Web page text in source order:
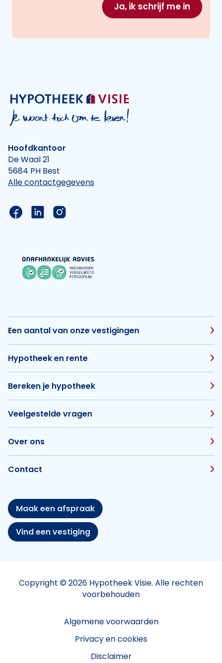
Ja, ik schrijf me in
Hoofdkantoor
De Waal 21
5684 PH Best
Alle contactgegevens
Link naar de Facebook pagina van Hypotheek
Link naar de LinkedIn pagina van
Link naar de Instagram pagina van
Een aantal van onze vestigingen
Hypotheek en rente
Bereken je hypotheek
Veelgestelde vragen
Over ons
Contact
Maak een afspraak
Vind een vestiging
Copyright © 2026 Hypotheek Visie. Alle rechten
voorbehouden
Algemene voorwaarden
Privacy en cookies
Disclaimer